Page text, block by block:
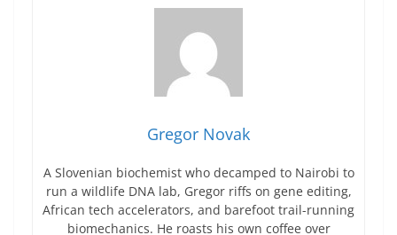
Gregor Novak
A Slovenian biochemist who decamped to Nairobi to
run a wildlife DNA lab, Gregor riffs on gene editing,
African tech accelerators, and barefoot trail-running
biomechanics. He roasts his own coffee over